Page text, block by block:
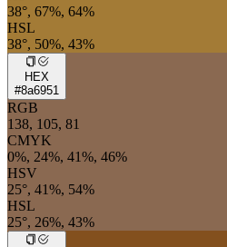
38°, 67%, 64%
HSL
38°, 50%, 43%
HEX
#8a6951
RGB
138, 105, 81
CMYK
0%, 24%, 41%, 46%
HSV
25°, 41%, 54%
HSL
25°, 26%, 43%